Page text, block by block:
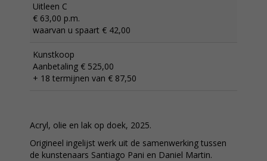
Uitleen C
€ 63,00 p.m.
waarvan u spaart € 42,00
Kunstkoop
Aanbetaling € 525,00
+ 18 termijnen van € 87,50
Acryl, olie en lak op doek, 2025.
Origineel ingelijst werk uit de samenwerking tussen
de kunstenaars Santiago Pani en Daniel Martin.